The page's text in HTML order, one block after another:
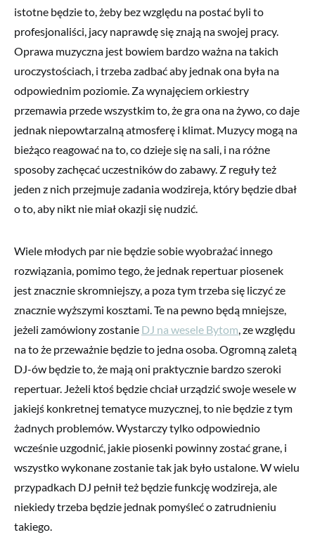
istotne będzie to, żeby bez względu na postać byli to
profesjonaliści, jacy naprawdę się znają na swojej pracy.
Oprawa muzyczna jest bowiem bardzo ważna na takich
uroczystościach, i trzeba zadbać aby jednak ona była na
odpowiednim poziomie. Za wynajęciem orkiestry
przemawia przede wszystkim to, że gra ona na żywo, co daje
jednak niepowtarzalną atmosferę i klimat. Muzycy mogą na
bieżąco reagować na to, co dzieje się na sali, i na różne
sposoby zachęcać uczestników do zabawy. Z reguły też
jeden z nich przejmuje zadania wodzireja, który będzie dbał
o to, aby nikt nie miał okazji się nudzić.
Wiele młodych par nie będzie sobie wyobrażać innego
rozwiązania, pomimo tego, że jednak repertuar piosenek
jest znacznie skromniejszy, a poza tym trzeba się liczyć ze
znacznie wyższymi kosztami. Te na pewno będą mniejsze,
jeżeli zamówiony zostanie DJ na wesele Bytom , ze względu
na to że przeważnie będzie to jedna osoba. Ogromną zaletą
DJ-ów będzie to, że mają oni praktycznie bardzo szeroki
repertuar. Jeżeli ktoś będzie chciał urządzić swoje wesele w
jakiejś konkretnej tematyce muzycznej, to nie będzie z tym
żadnych problemów. Wystarczy tylko odpowiednio
wcześnie uzgodnić, jakie piosenki powinny zostać grane, i
wszystko wykonane zostanie tak jak było ustalone. W wielu
przypadkach DJ pełnił też będzie funkcję wodzireja, ale
niekiedy trzeba będzie jednak pomyśleć o zatrudnieniu
takiego.